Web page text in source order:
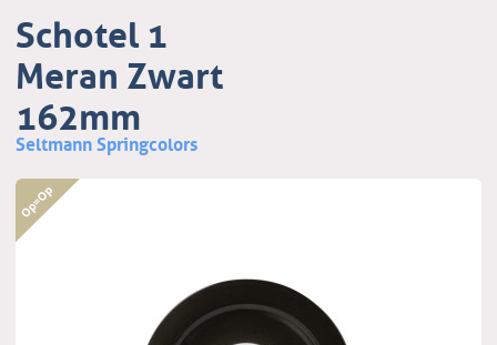
Schotel 1
Meran Zwart
162mm
Seltmann Springcolors